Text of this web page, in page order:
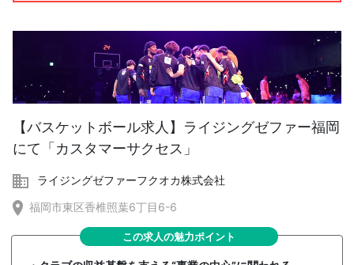
【バスケットボール求人】ライジングゼファー福岡
にて「カスタマーサクセス」
ライジングゼファーフクオカ株式会社
福岡市東区香椎照葉6丁目6-6
この求人の魅力ポイント